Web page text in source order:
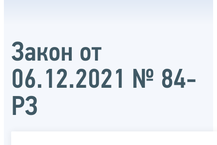
Закон от
06.12.2021 № 84-
РЗ